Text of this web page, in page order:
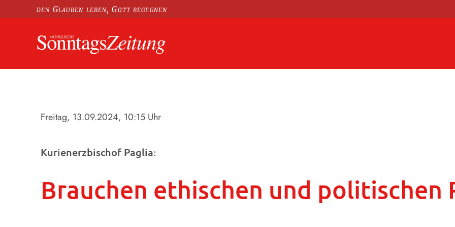
den Glauben leben, Gott begegnen
Freitag, 13.09.2024, 10:15 Uhr
Kurienerzbischof Paglia:
Brauchen ethischen und politischen